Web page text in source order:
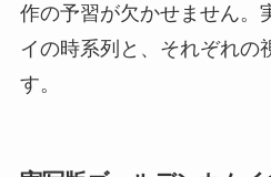
作の予習が欠かせません。
イの時系列と、それぞれの
す。